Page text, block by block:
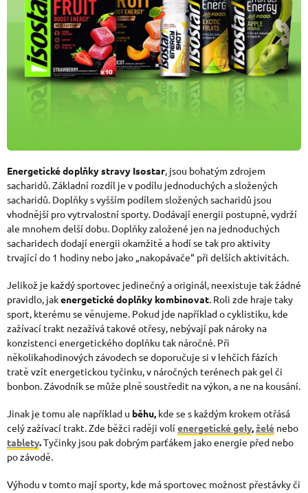
Energetické doplňky stravy Isostar , jsou bohatým zdrojem
sacharidů. Základní rozdíl je v podílu jednoduchých a složených
sacharidů. Doplňky s vyšším podílem složených sacharidů jsou
vhodnější pro vytrvalostní sporty. Dodávají energii postupně, vydrží
ale mnohem delší dobu. Doplňky založené jen na jednoduchých
sacharidech dodají energii okamžitě a hodí se tak pro aktivity
trvající do 1 hodiny nebo jako „nakopávače“ při delších aktivitách.
Jelikož je každý sportovec jedinečný a originál, neexistuje tak žádné
pravidlo, jakenergetické doplňky kombinovat . Roli zde hraje taky
sport, kterému se věnujeme. Pokud jde například o cyklistiku, kde
zažívací trakt nezažívá takové otřesy, nebývají pak nároky na
konzistenci energetického doplňku tak náročné. Při
několikahodinových závodech se doporučuje si v lehčích fázích
tratě vzít energetickou tyčinku, v náročných terénech pak gel či
bonbon. Závodník se může plně soustředit na výkon, a ne na kousání.
Jinak je tomu ale například u běhu, kde se s každým krokem otřásá
celý zažívací trakt. Zde běžci raději volíenergetické gely, želé nebo
tablety.Tyčinky jsou pak dobrým parťákem jako energie před nebo
po závodě.
Výhodu v tomto mají sporty, kde má sportovec možnost přestávky či